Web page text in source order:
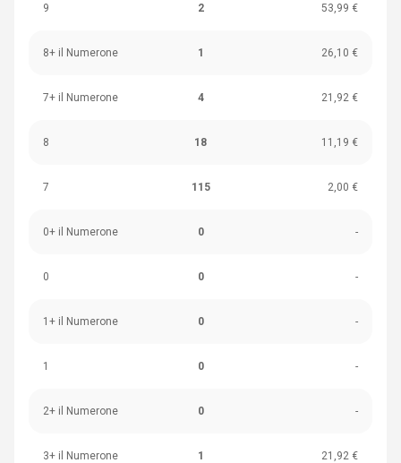
9 2 53,99 €
8+ il Numerone 1 26,10 €
7+ il Numerone 4 21,92 €
8 18 11,19 €
7 115 2,00 €
0+ il Numerone 0 -
0 0 -
1+ il Numerone 0 -
1 0 -
2+ il Numerone 0 -
3+ il Numerone 1 21,92 €